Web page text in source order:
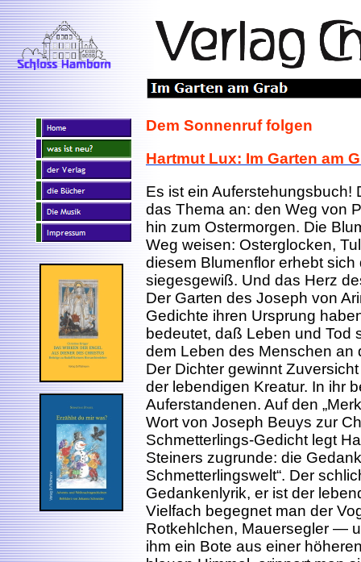
Dem Sonnenruf folgen
Hartmut Lux: Im Garten am
Es ist ein Auferstehungsbuch!
das Thema an: den Weg von
hin zum Ostermorgen. Die
Weg weisen: Osterglocken,
diesem Blumenflor erhebt
siegesgewiß. Und das Herz
Der Garten des Joseph von
Gedichte ihren Ursprung
bedeutet, daß Leben und Tod
dem Leben des Menschen an
Der Dichter gewinnt
der lebendigen Kreatur. In ihr
Auferstandenen. Auf den
Wort von Joseph Beuys zur
Schmetterlings-Gedicht legt
Steiners zugrunde: die
Schmetterlingswelt“. Der
Gedankenlyrik, er ist der
Vielfach begegnet man der
Rotkehlchen, Mauersegler —
ihm ein Bote aus einer